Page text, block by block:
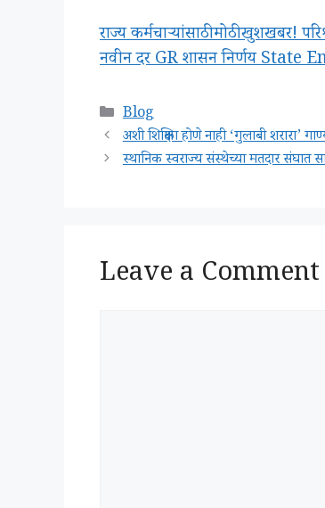
राज्य कर्मचाऱ्यांसाठी मोठी खुशखबर!
नवीन दर GR शासन निर्णय
Categories
Blog
अशी शिक्षिका होणे नाही ‘गुलाबी
स्थानिक स्वराज्य संस्थेच्या मतदार
Leave a Comment